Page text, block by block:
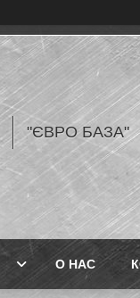
"ЄВРО БАЗА"
О НАС